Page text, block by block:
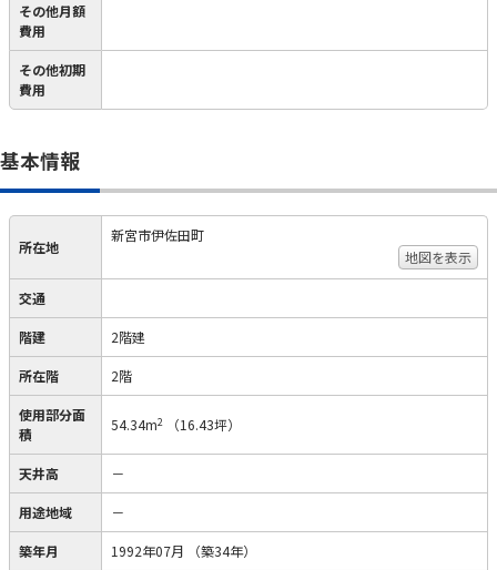
その他月額
費用
その他初期
費用
基本情報
所在地
新宮市伊佐田町
地図を表示
交通
階建 2階建
所在階 2階
使用部分面
積
54.34m2 （16.43坪）
天井高 －
用途地域 －
築年月 1992年07月 （築34年）